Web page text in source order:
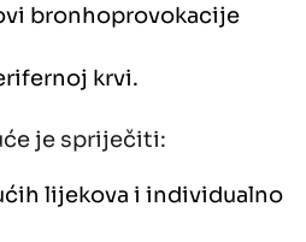
bronhoprovokacije
krvi.
je spriječiti:
lijekova i individualno